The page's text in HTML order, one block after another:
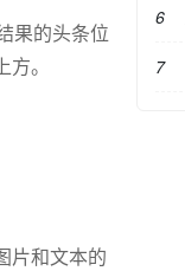
果的头条位
。
片和文本的